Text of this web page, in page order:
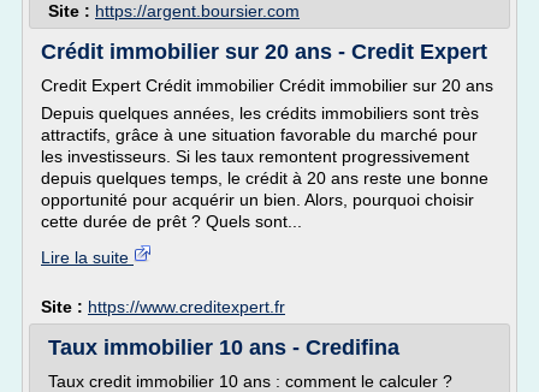
Site : https://argent.boursier.com
Crédit immobilier sur 20 ans - Credit Expert
Credit Expert Crédit immobilier Crédit immobilier sur 20 ans
Depuis quelques années, les crédits immobiliers sont très
attractifs, grâce à une situation favorable du marché pour
les investisseurs. Si les taux remontent progressivement
depuis quelques temps, le crédit à 20 ans reste une bonne
opportunité pour acquérir un bien. Alors, pourquoi choisir
cette durée de prêt ? Quels sont...
Lire la suite
Site : https://www.creditexpert.fr
Taux immobilier 10 ans - Credifina
Taux credit immobilier 10 ans : comment le calculer ?